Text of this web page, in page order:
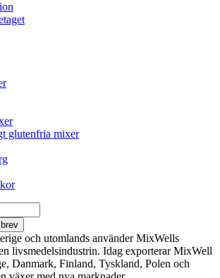
glutenfria mixer
och utomlands använder MixWells
livsmedelsindustrin. Idag exporterar MixWell
Danmark, Finland, Tyskland, Polen och